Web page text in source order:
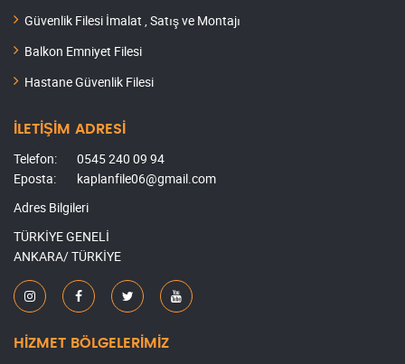
Güvenlik Filesi İmalat , Satış ve Montajı
Balkon Emniyet Filesi
Hastane Güvenlik Filesi
İLETİŞİM ADRESİ
Telefon:
0545 240 09 94
Eposta:
kaplanfile06@gmail.com
Adres Bilgileri
TÜRKİYE GENELİ
ANKARA/ TÜRKİYE
HİZMET BÖLGELERİMİZ